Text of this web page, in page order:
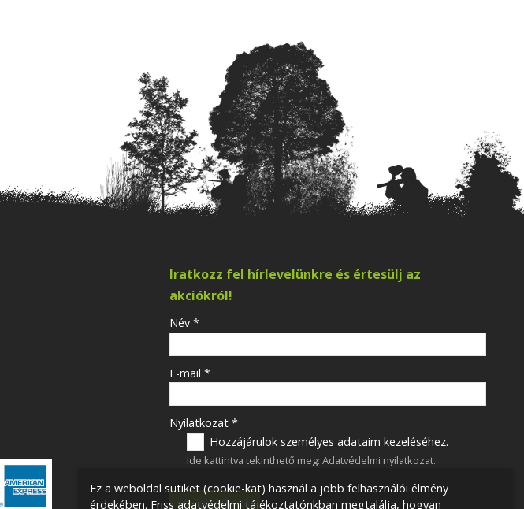
Iratkozz fel hírlevelünkre és értesülj az
akciókról!
-
-
-
Név*
E-mail*
Nyilatkozat*
Hozzájárulok személyes adataim kezeléséhez.
Ide kattintva tekinthető meg: Adatvédelmi nyilatkozat.
Feliratkozás
Ez a weboldal sütiket (cookie-kat) használ a jobb felhasználói élmény
érdekében. Friss adatvédelmi tájékoztatónkban megtalálja, hogyan